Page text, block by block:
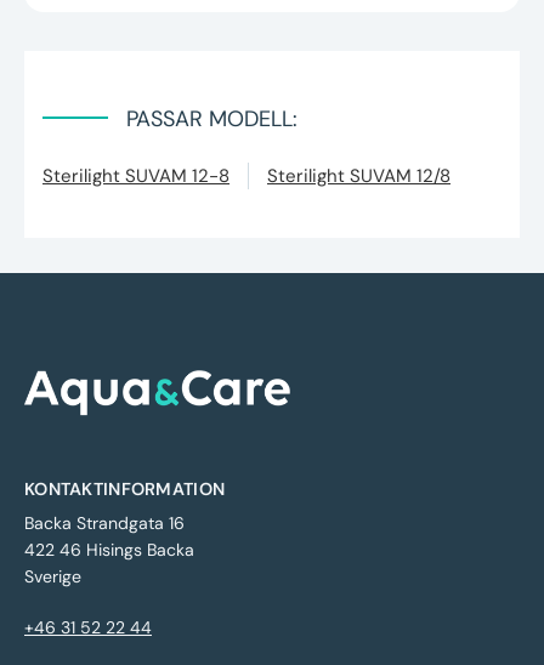
PASSAR MODELL:
Sterilight SUVAM 12-8 Sterilight SUVAM 12/8
KONTAKTINFORMATION
Backa Strandgata 16
422 46 Hisings Backa
Sverige
+46 31 52 22 44